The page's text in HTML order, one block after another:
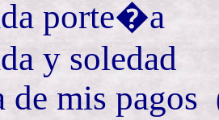
porte�a
y soledad
de mis pagos